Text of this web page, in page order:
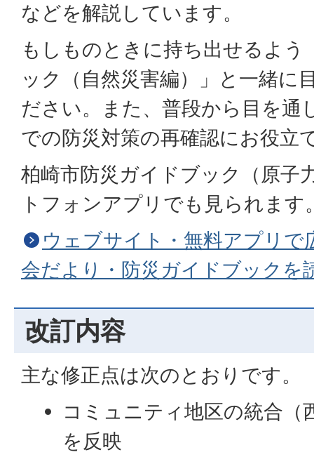
などを解説しています。
もしものときに持ち出せるよう
ック（自然災害編）」と一緒に
ださい。また、普段から目を通
での防災対策の再確認にお役立
柏崎市防災ガイドブック（原子
トフォンアプリでも見られます
ウェブサイト・無料アプリで
会だより・防災ガイドブックを
改訂内容
主な修正点は次のとおりです。
コミュニティ地区の統合（
を反映